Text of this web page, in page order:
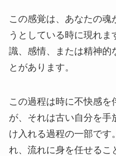
この感覚は、あなたの魂
うとしている時に現れま
識、感情、または精神的
とがあります。
この過程は時に不快感を
が、それは古い自分を手
け入れる過程の一部です
れ、流れに身を任せるこ